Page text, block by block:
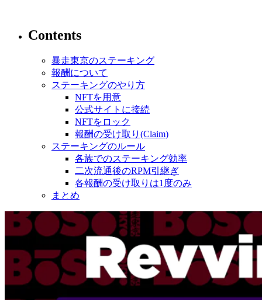
Contents
暴走東京のステーキング
報酬について
ステーキングのやり方
NFTを用意
公式サイトに接続
NFTをロック
報酬の受け取り(Claim)
ステーキングのルール
各族でのステーキング効率
二次流通後のRPM引継ぎ
各報酬の受け取りは1度のみ
まとめ